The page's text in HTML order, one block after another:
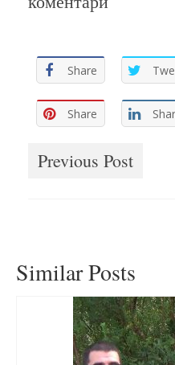
Share
Share
Previous Post
Similar Posts